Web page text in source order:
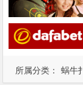
所属分类： 蜗牛